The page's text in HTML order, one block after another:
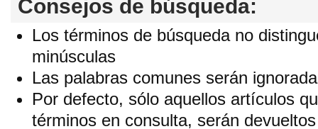
Consejos de búsqueda:
Los términos de búsqueda no
minúsculas
Las palabras comunes serán
Por defecto, sólo aquellos artículos
términos en consulta, serán